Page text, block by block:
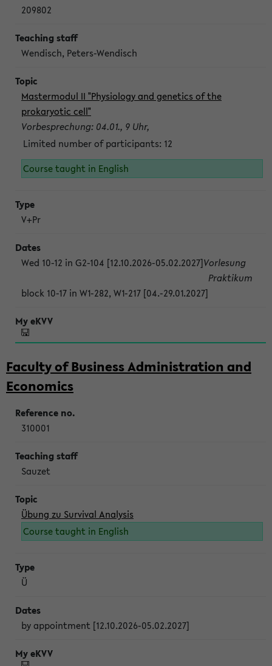
209802
Wendisch, Peters-Wendisch
Mastermodul II "Physiology and genetics of the
prokaryotic cell"
Vorbesprechung: 04.01., 9 Uhr,
Limited number of participants: 12
Course taught in English
V+Pr
Wed 10-12 in G2-104 [12.10.2026-05.02.2027]Vorlesung
block 10-17 in W1-282, W1-217 [04.-29.01.2027]
Praktikum
Faculty of Business Administration and
Economics
310001
Sauzet
Übung zu Survival Analysis
Course taught in English
Ü
by appointment [12.10.2026-05.02.2027]